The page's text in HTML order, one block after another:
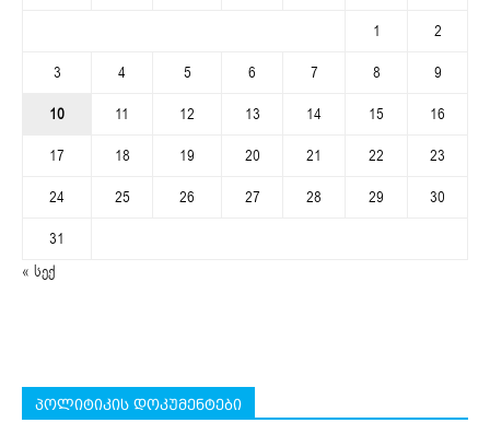
1
2
3
4 5 6 7 8
9
10
11 12 13 14 15
16
17
18 19 20 21 22
23
24
25 26 27 28 29
30
31
« სექ
პოლიტიკის დოკუმენტები